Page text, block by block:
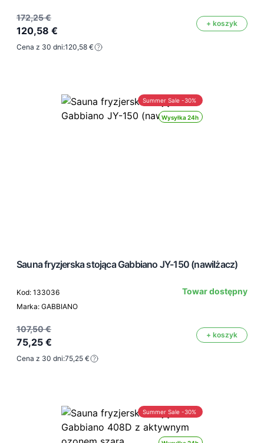
172,25 €
120,58 €
+ koszyk
Cena z 30 dni:120,58 €
Wysyłka 24h
Summer Sale -30%
Sauna fryzjerska stojąca Gabbiano JY-150 (nawilżacz)
Kod: 133036
Marka: GABBIANO
Towar dostępny
107,50 €
75,25 €
+ koszyk
Cena z 30 dni:75,25 €
Summer Sale -30%